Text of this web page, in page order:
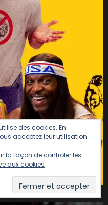
des cookies. En
acceptez leur utilisation.
la façon de contrôler les
aux cookies